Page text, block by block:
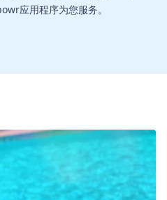
应用程序为您服务。